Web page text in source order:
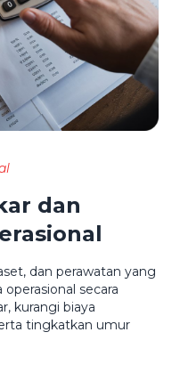
dan
dan perawatan yang
secara
kurangi biaya
tingkatkan umur